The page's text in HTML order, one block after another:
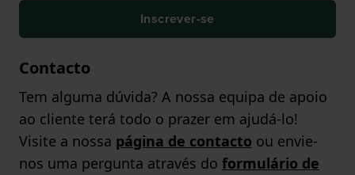
Inscrever-se
Contacto
Tem alguma dúvida? A nossa equipa de apoio
ao cliente terá todo o prazer em ajudá-lo!
Visite a nossa página de contacto ou envie-
nos uma pergunta através do formulário de